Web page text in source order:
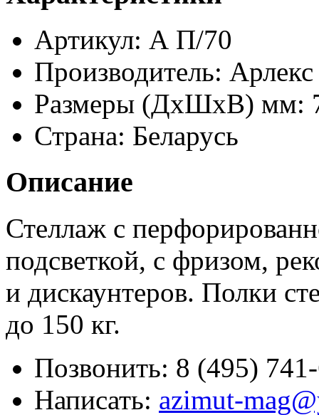
Артикул: А П/70
Производитель: Арлекс
Размеры (ДхШхВ) мм:
Страна: Беларусь
Описание
Стеллаж с
подсветкой, с фризом,
и дискаунтеров. Полки
до 150 кг.
Позвонить: 8 (495)
Написать: azimut-